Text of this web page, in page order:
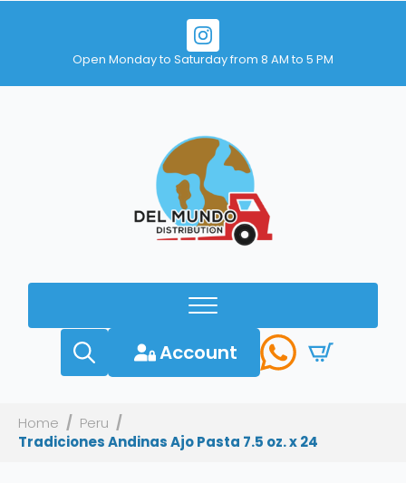
Open Monday to Saturday from 8 AM to 5 PM
Account
Home
Peru
Tradiciones Andinas Ajo Pasta 7.5 oz. x 24